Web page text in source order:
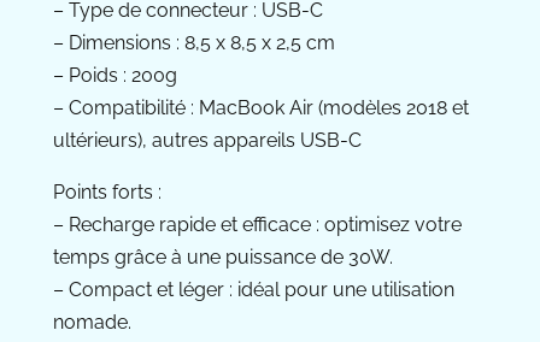
– Type de connecteur : USB-C
– Dimensions : 8,5 x 8,5 x 2,5 cm
– Poids : 200g
– Compatibilité : MacBook Air (modèles 2018 et
ultérieurs), autres appareils USB-C
Points forts :
– Recharge rapide et efficace : optimisez votre
temps grâce à une puissance de 30W.
– Compact et léger : idéal pour une utilisation
nomade.